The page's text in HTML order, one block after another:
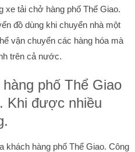
xe tải chở hàng phố Thể Giao.
đồ dùng khi chuyển nhà một
vận chuyển các hàng hóa mà
trên cả nước.
phố Thể Giao
Khi được nhiều
khách hàng phố Thể Giao. Công